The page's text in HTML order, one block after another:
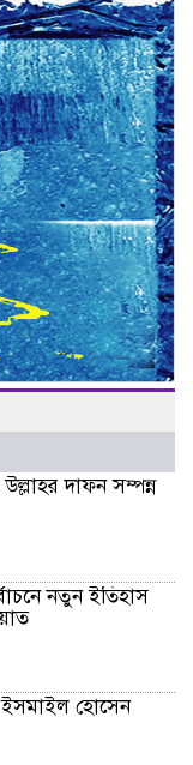
দাফন সম্পন্ন
নতুন ইতিহাস
ইসমাইল হোসেন